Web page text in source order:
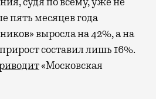
пять месяцев года
выросла на 42%, а на
составил лишь 16%.
«Московская